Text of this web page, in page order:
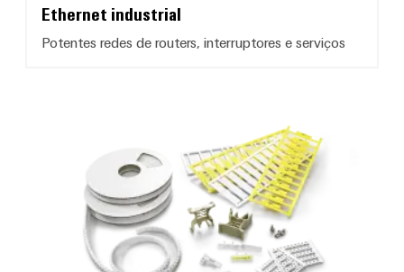
Ethernet industrial
Potentes redes de routers, interruptores e serviços